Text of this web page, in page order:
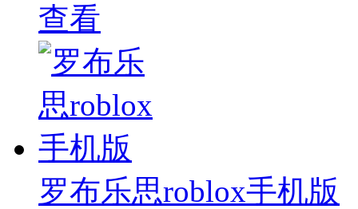
查看
罗布乐思roblox手机版